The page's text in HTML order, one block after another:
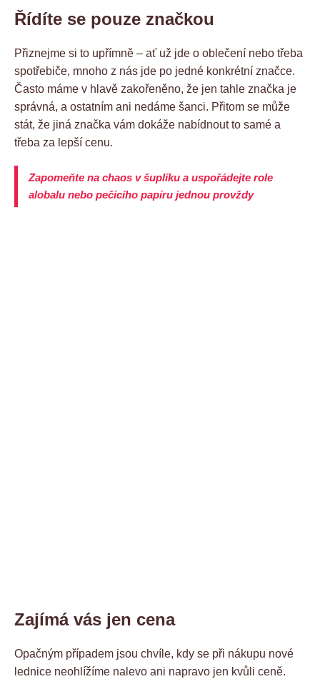
Řídíte se pouze značkou
Přiznejme si to upřímně – ať už jde o oblečení nebo třeba
spotřebiče, mnoho z nás jde po jedné konkrétní značce.
Často máme v hlavě zakořeněno, že jen tahle značka je
správná, a ostatním ani nedáme šanci. Přitom se může
stát, že jiná značka vám dokáže nabídnout to samé a
třeba za lepší cenu.
Zapomeňte na chaos v šuplíku a uspořádejte role
alobalu nebo pečicího papíru jednou provždy
Zajímá vás jen cena
Opačným případem jsou chvíle, kdy se při nákupu nové
lednice neohlížíme nalevo ani napravo jen kvůli ceně.